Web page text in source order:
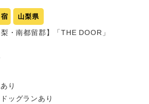
宿 山梨県
梨・南都留郡】「THE DOOR」
り
ッグランあり